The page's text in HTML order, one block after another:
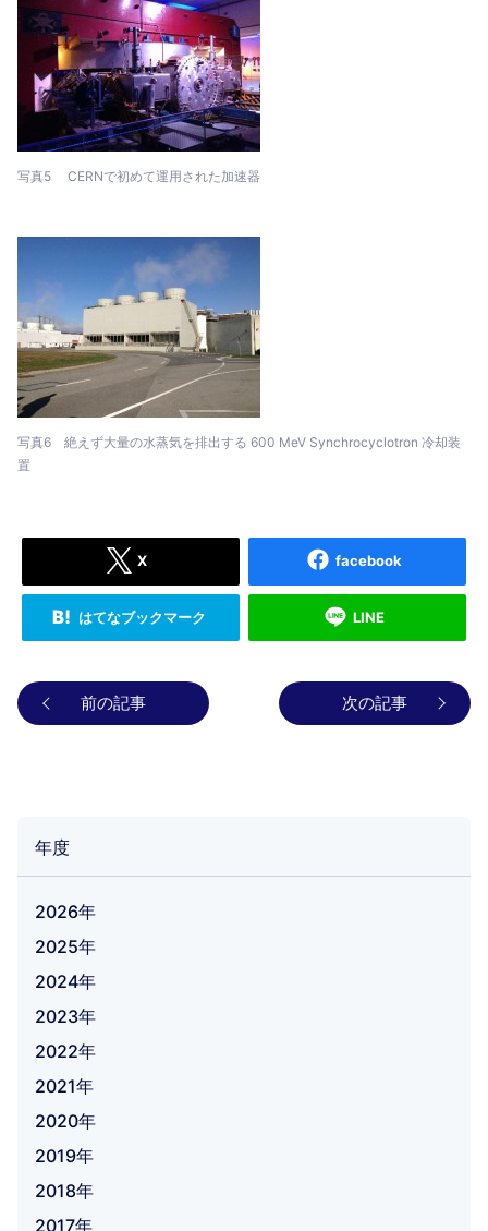
写真5 CERNで初めて運用された加速器
写真6 絶えず大量の水蒸気を排出する 600 MeV Synchrocyclotron 冷却装
置
X facebook
はてなブックマーク LINE
前の記事 次の記事
年度
2026年
2025年
2024年
2023年
2022年
2021年
2020年
2019年
2018年
2017年